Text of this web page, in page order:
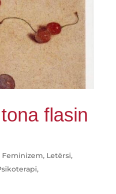
flasin
Feminizem, Letërsi,
,